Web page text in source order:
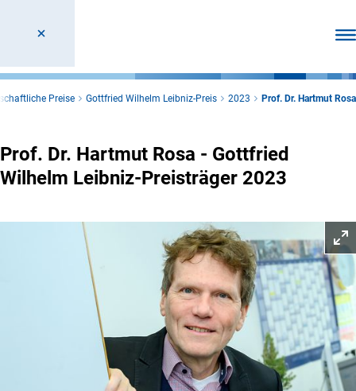
Preise Gottfried Wilhelm Leibniz-Preis 2023 Prof. Dr. Hartmut Rosa
Prof. Dr. Hartmut Rosa - Gottfried
Wilhelm Leibniz-Preisträger 2023